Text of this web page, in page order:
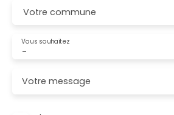
Votre commune
-
Vous souhaitez
Votre message